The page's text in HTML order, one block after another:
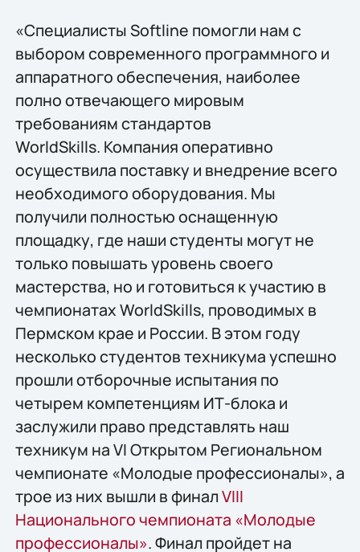
«Специалисты Softline помогли нам с
выбором современного программного и
аппаратного обеспечения, наиболее
полно отвечающего мировым
требованиям стандартов
WorldSkills. Компания оперативно
осуществила поставку и внедрение всего
необходимого оборудования. Мы
получили полностью оснащенную
площадку, где наши студенты могут не
только повышать уровень своего
мастерства, но и готовиться к участию в
чемпионатах WorldSkills, проводимых в
Пермском крае и России. В этом году
несколько студентов техникума успешно
прошли отборочные испытания по
четырем компетенциям ИТ-блока и
заслужили право представлять наш
техникум на VI Открытом Региональном
чемпионате «Молодые профессионалы», а
трое из них вышли в финалVIII
Национального чемпионата «Молодые
профессионалы». Финал пройдет на